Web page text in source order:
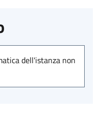
dell'istanza non